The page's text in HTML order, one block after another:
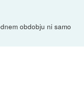
obdobju ni samo